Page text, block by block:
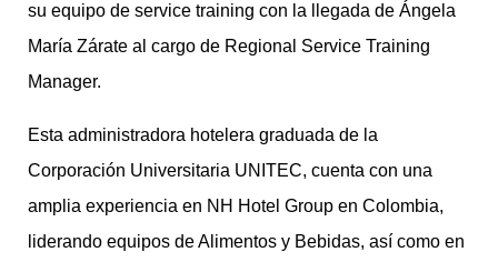
su equipo de service training con la llegada de Ángela
María Zárate al cargo de Regional Service Training
Manager.
Esta administradora hotelera graduada de la
Corporación Universitaria UNITEC, cuenta con una
amplia experiencia en NH Hotel Group en Colombia,
liderando equipos de Alimentos y Bebidas, así como en